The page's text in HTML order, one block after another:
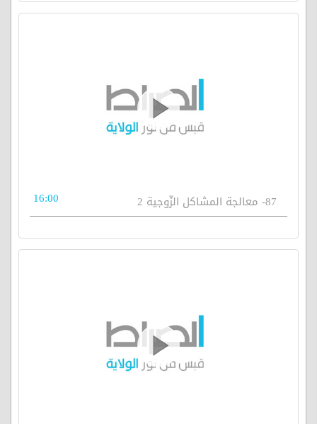
87- معالجة المشاكل الزّوجية 2 16:00